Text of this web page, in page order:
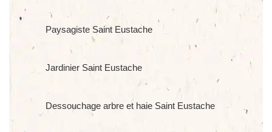
Paysagiste Saint Eustache
Jardinier Saint Eustache
Dessouchage arbre et haie Saint Eustache